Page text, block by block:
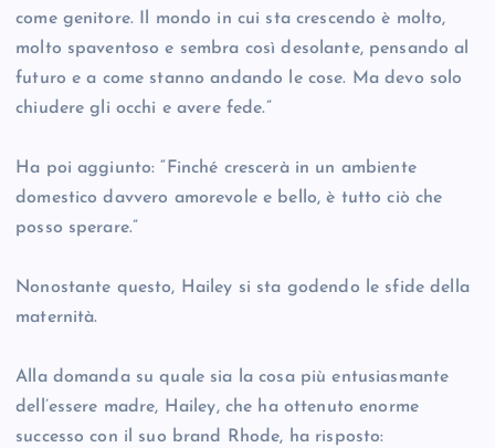
come genitore. Il mondo in cui sta crescendo è molto,
molto spaventoso e sembra così desolante, pensando al
futuro e a come stanno andando le cose. Ma devo solo
chiudere gli occhi e avere fede.”
Ha poi aggiunto: “Finché crescerà in un ambiente
domestico davvero amorevole e bello, è tutto ciò che
posso sperare.”
Nonostante questo, Hailey si sta godendo le sfide della
maternità.
Alla domanda su quale sia la cosa più entusiasmante
dell’essere madre, Hailey, che ha ottenuto enorme
successo con il suo brand Rhode, ha risposto: